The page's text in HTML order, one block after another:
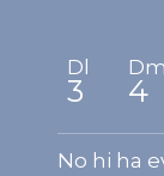
Dl
3
Dm
4
No hi ha